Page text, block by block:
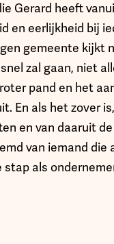
Gerard heeft
en eerlijkheid bij
gemeente kijkt
zal gaan, niet
pand en het
En als het zover
en van daaruit
van iemand die
als